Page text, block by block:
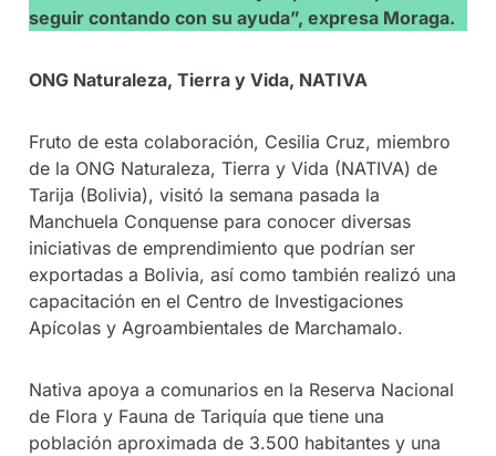
seguir contando con su ayuda”, expresa Moraga.
ONG Naturaleza, Tierra y Vida, NATIVA
Fruto de esta colaboración, Cesilia Cruz, miembro
de la ONG Naturaleza, Tierra y Vida (NATIVA) de
Tarija (Bolivia), visitó la semana pasada la
Manchuela Conquense para conocer diversas
iniciativas de emprendimiento que podrían ser
exportadas a Bolivia, así como también realizó una
capacitación en el Centro de Investigaciones
Apícolas y Agroambientales de Marchamalo.
Nativa apoya a comunarios en la Reserva Nacional
de Flora y Fauna de Tariquía que tiene una
población aproximada de 3.500 habitantes y una